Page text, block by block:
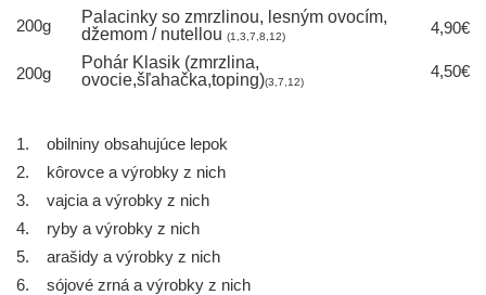
200g
Palacinky so zmrzlinou, lesným ovocím,
džemom / nutellou (1,3,7,8,12) 4,90€
200g
Pohár Klasik (zmrzlina,
ovocie,šľahačka,toping)(3,7,12)
4,50€
1. obilniny obsahujúce lepok
2. kôrovce a výrobky z nich
3. vajcia a výrobky z nich
4. ryby a výrobky z nich
5. arašidy a výrobky z nich
6. sójové zrná a výrobky z nich